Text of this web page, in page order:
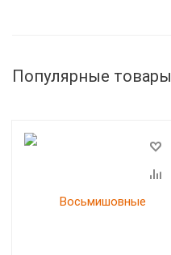
Популярные товары